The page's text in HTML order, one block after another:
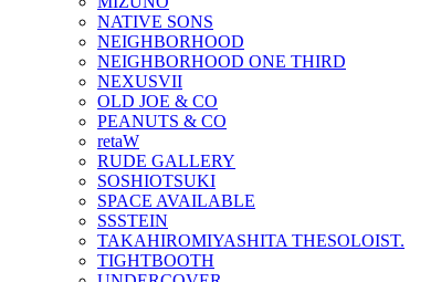
NATIVE SONS
NEIGHBORHOOD
NEIGHBORHOOD ONE THIRD
NEXUSVII
OLD JOE & CO
PEANUTS & CO
retaW
RUDE GALLERY
SOSHIOTSUKI
SPACE AVAILABLE
SSSTEIN
TAKAHIROMIYASHITA THESOLOIST.
TIGHTBOOTH